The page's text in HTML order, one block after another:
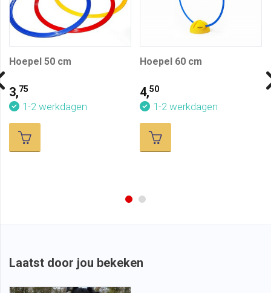
Hoepel 50 cm
3,75
1-2 werkdagen
Hoepel 60 cm
4,50
1-2 werkdagen
Laatst door jou bekeken